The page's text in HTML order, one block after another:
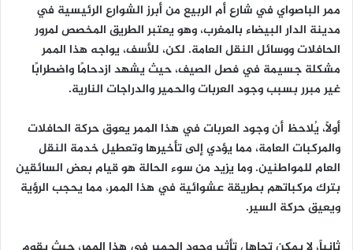
ممر الباصواي في شارع أم الربيع من أبرز الشوارع الرئيسية في
مدينة الدار البيضاء بالمغرب، وهو يعتبر الطريق المخصص لمرور
الحافلات ووسائل النقل العامة. لكن، للأسف، يواجه هذا الممر
مشكلة جسيمة في فصل الصيف، حيث يشهد ازدحامًا واضطرابًا
غير مبرر بسبب وجود العربات والحمير والدراجات النارية.
أولاً، يُلاحظ أن وجود العربات في هذا الممر يعوق حركة الحافلات
والمركبات العامة، مما يؤدي إلى تأخيرها وتعطيل خدمة النقل
العام للمواطنين. وما يزيد من سوء الحالة هو قيام بعض السائقين
بترك مركباتهم بطريقة عشوائية في هذا الممر، مما يحجب الرؤية
ويعيق حركة السير.